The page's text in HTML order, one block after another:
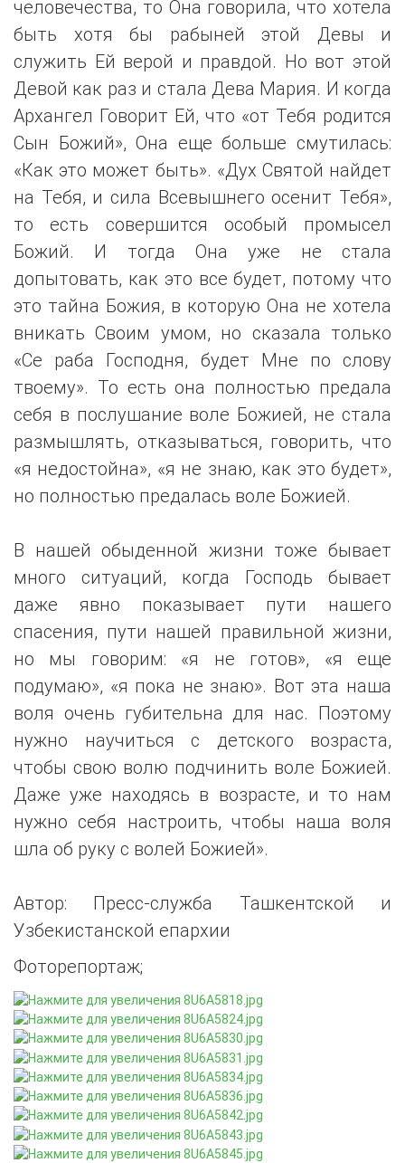
человечества, то Она говорила, что хотела
быть хотя бы рабыней этой Девы и
служить Ей верой и правдой. Но вот этой
Девой как раз и стала Дева Мария. И когда
Архангел Говорит Ей, что «от Тебя родится
Сын Божий», Она еще больше смутилась:
«Как это может быть». «Дух Святой найдет
на Тебя, и сила Всевышнего осенит Тебя»,
то есть совершится особый промысел
Божий. И тогда Она уже не стала
допытовать, как это все будет, потому что
это тайна Божия, в которую Она не хотела
вникать Своим умом, но сказала только
«Се раба Господня, будет Мне по слову
твоему». То есть она полностью предала
себя в послушание воле Божией, не стала
размышлять, отказываться, говорить, что
«я недостойна», «я не знаю, как это будет»,
но полностью предалась воле Божией.
В нашей обыденной жизни тоже бывает
много ситуаций, когда Господь бывает
даже явно показывает пути нашего
спасения, пути нашей правильной жизни,
но мы говорим: «я не готов», «я еще
подумаю», «я пока не знаю». Вот эта наша
воля очень губительна для нас. Поэтому
нужно научиться с детского возраста,
чтобы свою волю подчинить воле Божией.
Даже уже находясь в возрасте, и то нам
нужно себя настроить, чтобы наша воля
шла об руку с волей Божией».
Автор: Пресс-служба Ташкентской и
Узбекистанской епархии
Фоторепортаж;